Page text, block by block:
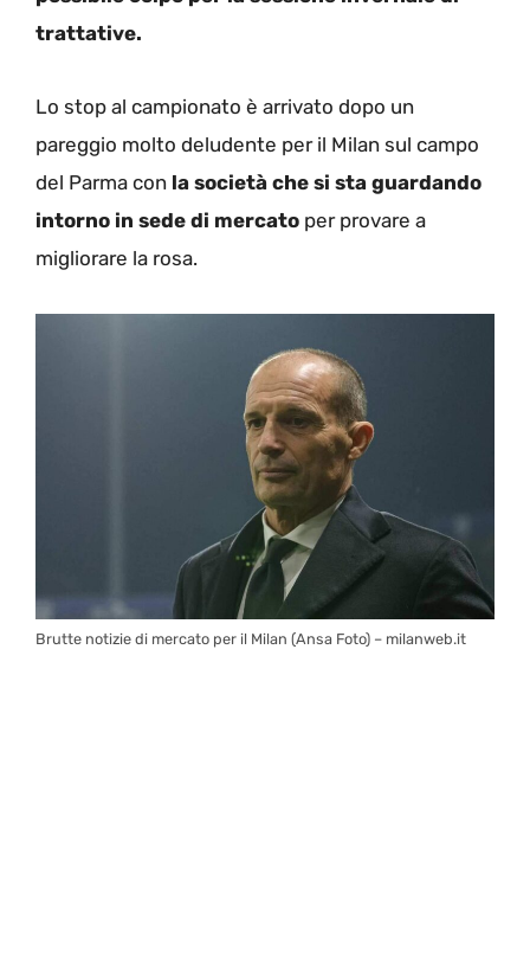
trattative.
Lo stop al campionato è arrivato dopo un
pareggio molto deludente per il Milan sul campo
del Parma con la società che si sta guardando
intorno in sede di mercato per provare a
migliorare la rosa.
Brutte notizie di mercato per il Milan (Ansa Foto) – milanweb.it